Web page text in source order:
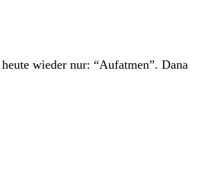
wieder nur: “Aufatmen”. Dana